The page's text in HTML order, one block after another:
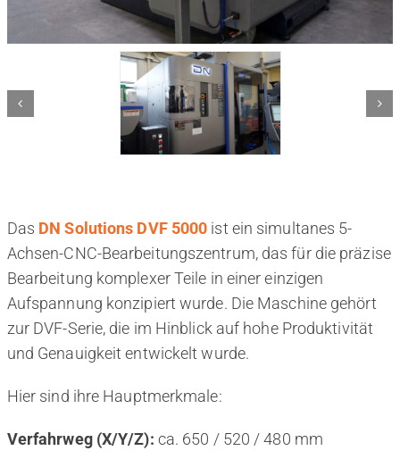
Das DN Solutions DVF 5000 ist ein simultanes 5-
Achsen-CNC-Bearbeitungszentrum, das für die präzise
Bearbeitung komplexer Teile in einer einzigen
Aufspannung konzipiert wurde. Die Maschine gehört
zur DVF-Serie, die im Hinblick auf hohe Produktivität
und Genauigkeit entwickelt wurde.
Hier sind ihre Hauptmerkmale:
Verfahrweg (X/Y/Z): ca. 650 / 520 / 480 mm